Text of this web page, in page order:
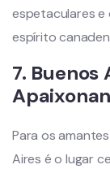
espetaculares e
espírito
7. Buenos
Para os
Aires é o lugar